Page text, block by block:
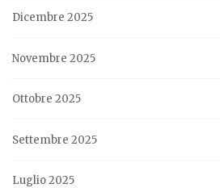
Dicembre 2025
Novembre 2025
Ottobre 2025
Settembre 2025
Luglio 2025